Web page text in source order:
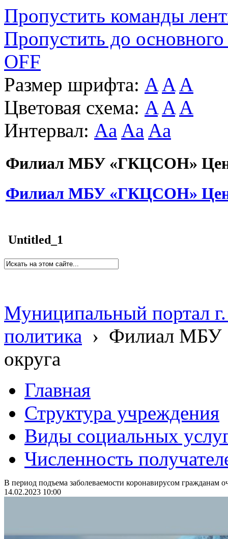
Пропустить команды
Пропустить до основного
OFF
Размер шрифта: A A A
Цветовая схема: A A A
Интервал: Aa Aa Aa
Филиал МБУ «ГКЦСОН»
Филиал МБУ «ГКЦСОН»
Untitled_1
Муниципальный портал
политика › Филиал МБУ
округа
Главная
Структура учреждения
Виды социальных
Численность
В период подъема заболеваемости коронавирусом гражданам
14.02.2023 10:00